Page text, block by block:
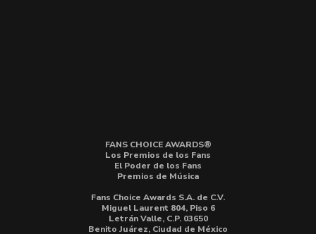
FANS CHOICE AWARDS®
Los Premios de los Fans
El Poder de los Fans
Premios de Música
Fans Choice Awards S.A. de C.V.
Miguel Laurent 804, Piso 6
Letrán Valle, C.P. 03650
Benito Juárez, Ciudad de México